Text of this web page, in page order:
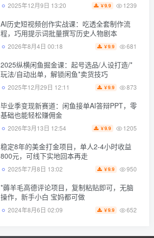
2025年12月9日 13:20 ￥9.9 1239
AI历史短视频创作实战课：吃透全套制作流
程，巧用提示词批量撰写历史人物剧本
2026年8月4日 00:18 ￥9.9 681
2025纵横闲鱼掘金课：起号选品/人设打造/*
玩法/自动出单，解锁闲鱼*卖货技巧
2025年12月29日 12:11 ￥9.9 873
毕业季变现新赛道：闲鱼接单AI答辩PPT，零
基础也能轻松赚佣金
2026年3月13日 12:54 ￥9.9 1205
稳定8年的美金打金项目，单人2-4小时收益
800元，可线下实地回本再走
2025年7月8日 13:02 ￥9.9 950
*薅羊毛高德评论项目，复制粘贴即可，无脑
操作，新手小白 宝妈都可做
2024年8月6日 02:09 ￥9.9 652